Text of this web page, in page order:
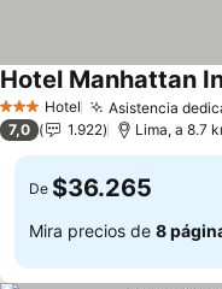
3 Estrellas
Hotel Asistencia
Hotel Manhattan
7,0 1.922 Lima, a 8.7
De $36.265
Mira precios de 8